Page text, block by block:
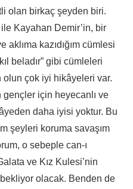
olan birkaç şeyden biri.
Kayahan Demir’in, bir
kazıdığım cümlesi
beladır” gibi cümleleri
çok iyi hikâyeleri var.
için heyecanlı ve
daha iyisi yoktur. Bu
şeyleri koruma savaşım
o sebeple can-ı
ve Kız Kulesi’nin
olacak. Benden de